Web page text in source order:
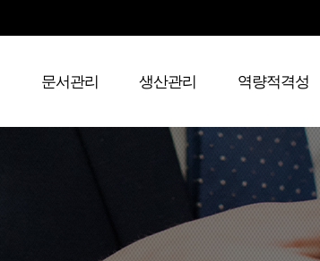
문서관리 생산관리 역량적격성